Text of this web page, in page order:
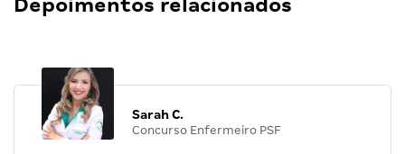
Depoimentos relacionados
Sarah C.
Concurso Enfermeiro PSF